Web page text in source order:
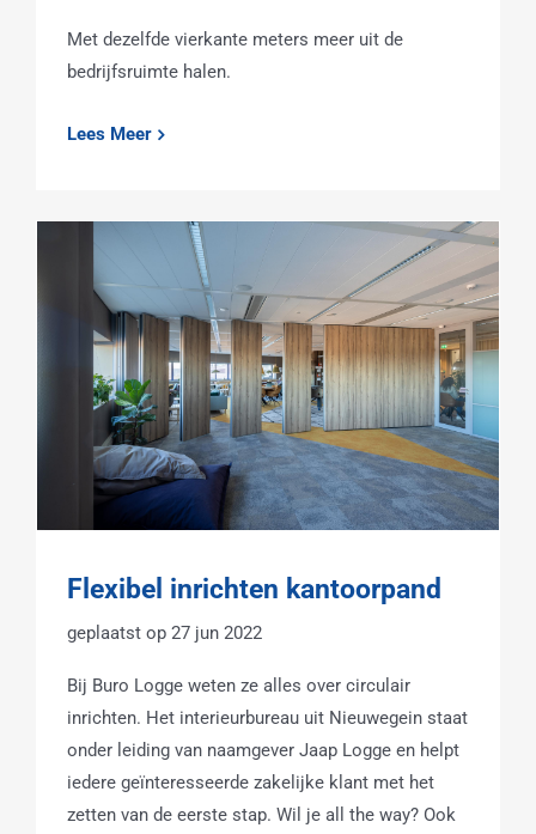
Met dezelfde vierkante meters meer uit de
bedrijfsruimte halen.
Lees Meer
Flexibel inrichten kantoorpand
27 jun 2022
Bij Buro Logge weten ze alles over circulair
inrichten. Het interieurbureau uit Nieuwegein staat
onder leiding van naamgever Jaap Logge en helpt
iedere geïnteresseerde zakelijke klant met het
zetten van de eerste stap. Wil je all the way? Ook